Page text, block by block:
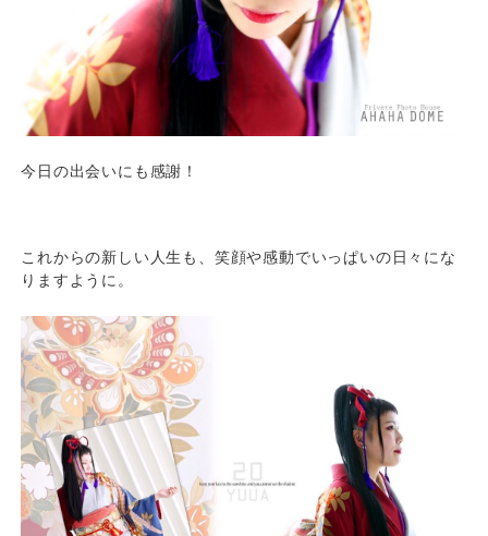
今日の出会いにも感謝！
これからの新しい人生も、笑顔や感動でいっぱいの日々にな
りますように。